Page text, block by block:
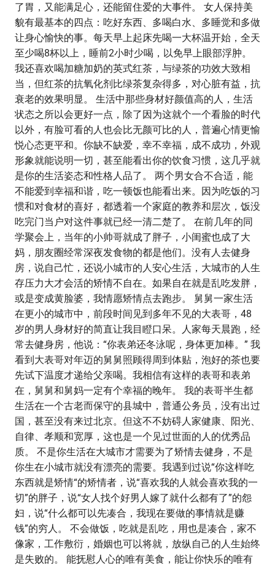
了胃，又能满足心，还能留住爱的大事件。 女人保持美
貌有最基本的四点：吃好东西、多喝白水、多睡觉和多做
让身心愉快的事。每天早上起床先喝一大杯温开始，全天
至少喝8杯以上，睡前2小时少喝，以免早上眼部浮肿。
我还喜欢喝加糖加奶的英式红茶，与绿茶的功效大致相
当，但红茶的抗氧化剂比绿茶复杂得多，对心脏有益，抗
衰老的效果明显。 生活中那些身材好颜值高的人，生活
状态之所以会更好一点，除了因为这就个一个看脸的时代
以外，有脸可看的人也会比无颜可比的人，普遍心情更愉
悦心态更平和。你缺不缺爱，幸不幸福，成不成功，外观
形象就能说明一切，甚至能看出你的饮食习惯，这几乎就
是你的生活姿态和性格人品了。 两个男女合不合适，能
不能爱到幸福和谐，吃一顿饭也能看出来。因为吃饭的习
惯和对食材的喜好，都透着一个家庭的教养和层次，饭没
吃完门当户对这件事就已经一清二楚了。 在前几年的同
学聚会上，当年的小帅哥就成了胖子，小闺蜜也成了大
妈，朋友圈经常深夜发食物的都是他们。没有人去健身
房，说自己忙，还说小城市的人安心生活，大城市的人生
存压力大才会活的矫情不自在。如果自在就是乱吃发胖，
或是变成黄脸婆，我情愿矫情点去跑步。 舅舅一家生活
在更小的城市中，前段时间见到多年不见的大表哥，48
岁的男人身材好的简直让我目瞪口呆。人家每天晨跑，经
常去健身房，他说：“你表弟还冬泳呢，身体更加棒。” 我
看到大表哥对年迈的舅舅照顾得周到体贴，泡好的茶也要
先试下温度才递给父亲喝。我相信有这样的表哥和表弟
在，舅舅和舅妈一定有个幸福的晚年。 我的表哥半生都
生活在一个古老而保守的县城中，普通公务员，没有出过
国，甚至没有来过北京。但这不不妨碍人家健康、阳光、
自律、孝顺和宽厚，这也是一个见过世面的人的优秀品
质。 不是你生活在大城市才需要为了矫情去健身，不是
你生在小城市就没有漂亮的需要。我遇到过说“你这样吃
东西就是矫情“的矫情者，说“喜欢我的人就会喜欢我的一
切”的胖子，说“女人找个好男人嫁了就什么都有了”的怨
妇，说“什么都可以先凑合，我现在要做的事情就是赚
钱”的穷人。 不会做饭，吃就是乱吃，用也是凑合，家不
像家，工作敷衍，婚姻也可以将就，放纵自己的人生始终
是失败的。 能抚慰人心的唯有美食，能让你快乐的唯有